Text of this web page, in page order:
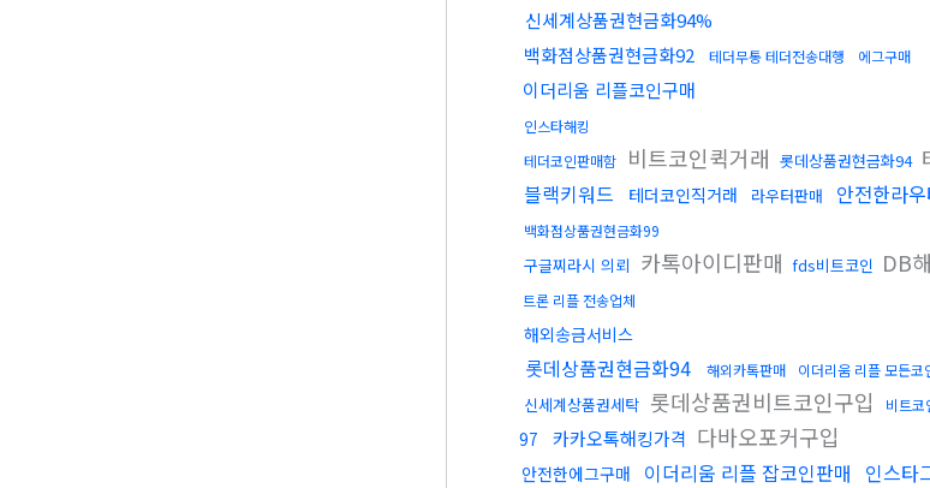
신세계상품권현금화94%
백화점상품권현금화92
테더무통 테더전송대행 에그구매
이더리움 리플코인구매
인스타해킹
테더코인판매함
비트코인퀵거래 롯데상품권현금화94
블랙키워드 테더코인직거래 라우터판매 안전한라
백화점상품권현금화99
구글찌라시 의뢰 카톡아이디판매 fds비트코인 DB
트론 리플 전송업체
해외송금서비스
롯데상품권현금화94 해외카톡판매 이더리움 리플 모든코
신세계상품권세탁 롯데상품권비트코인구입 비트코
97
카카오톡해킹가격 다바오포커구입
안전한에그구매 이더리움 리플 잡코인판매 인스타